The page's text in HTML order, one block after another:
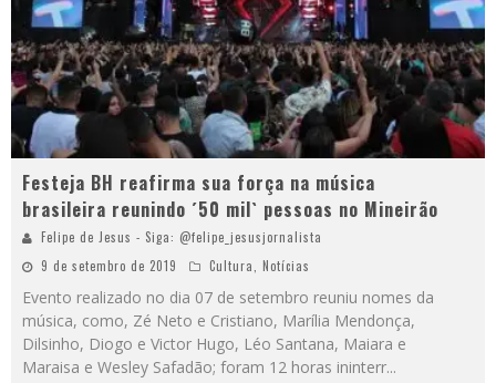
Festeja BH reafirma sua força na música
brasileira reunindo ´50 mil` pessoas no Mineirão
Felipe de Jesus - Siga: @felipe_jesusjornalista
9 de setembro de 2019
Cultura, Notícias
Evento realizado no dia 07 de setembro reuniu nomes da
música, como, Zé Neto e Cristiano, Marília Mendonça,
Dilsinho, Diogo e Victor Hugo, Léo Santana, Maiara e
Maraisa e Wesley Safadão; foram 12 horas ininterr...